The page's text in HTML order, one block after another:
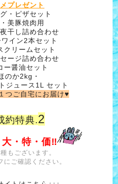
プレゼント
・ピザセット
美豚焼肉用
干し詰め合わせ
イン2本セット
リームセット
ージ詰め合わせ
醤油セット
のか2kg・
ジュース1L セット
つご自宅にお届け♥
約特典.2
大・特・価‼
もございます。
ご確認ください。